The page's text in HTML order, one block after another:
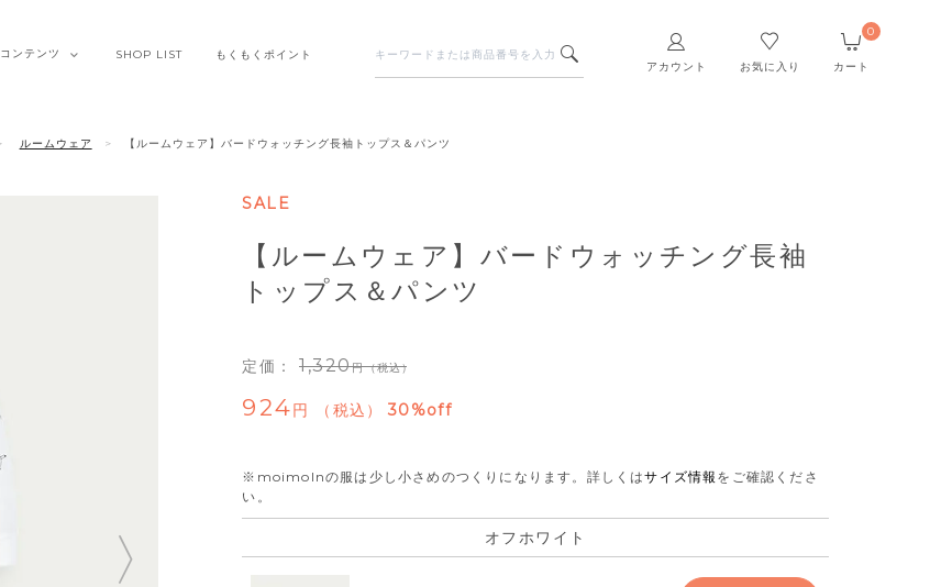
アカウント お気に入り カート
0
コンテンツ SHOP LIST もくもくポイント
ルームウェア 【ルームウェア】バードウォッチング長袖トップス＆パンツ
SALE
【ルームウェア】バードウォッチング長袖
トップス＆パンツ
定価： 1,320 （税込）
924 税込 30%off
※moimolnの服は少し小さめのつくりになります。 詳しくはサイズ情報 をご確認くださ
い。
オフホワイト